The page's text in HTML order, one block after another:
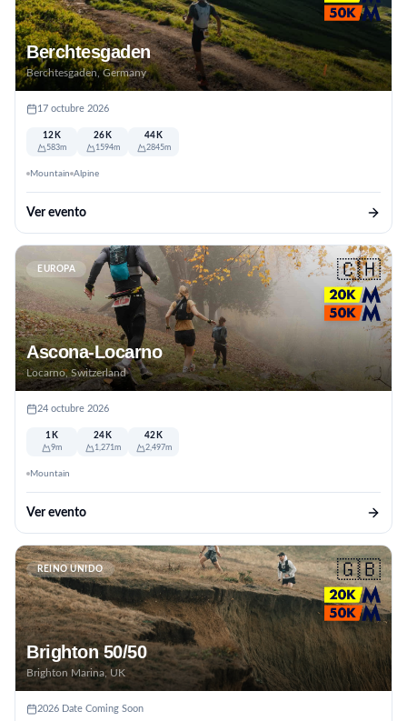
Berchtesgaden
Berchtesgaden, Germany
17 octubre 2026
12K
583m
26K
1594m
44K
2845m
Mountain Alpine
Ver evento
EUROPA 🇨🇭
Ascona-Locarno
Locarno, Switzerland
24 octubre 2026
1K
9m
24K
1,271m
42K
2,497m
Mountain
Ver evento
REINO UNIDO 🇬🇧
Brighton 50/50
Brighton Marina, UK
2026 Date Coming Soon